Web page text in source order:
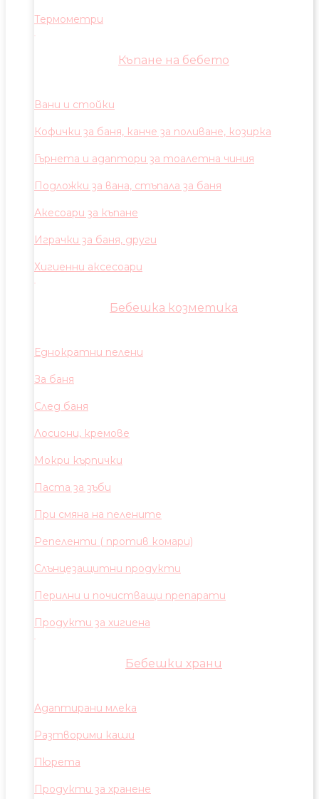
Термометри
Къпане на бебето
Вани и стойки
Кофички за баня, канче за поливане, козирка
Гърнета и адаптори за тоалетна чиния
Подложки за вана, стъпала за баня
Акесоари за къпане
Играчки за баня, други
Хигиенни аксесоари
Бебешка козметика
Еднократни пелени
За баня
След баня
Лосиони, кремове
Мокри кърпички
Паста за зъби
При смяна на пелените
Репеленти ( против комари)
Слънцезащитни продукти
Перилни и почистващи препарати
Продукти за хигиена
Бебешки храни
Адаптирани млека
Разтворими каши
Пюрета
Продукти за хранене